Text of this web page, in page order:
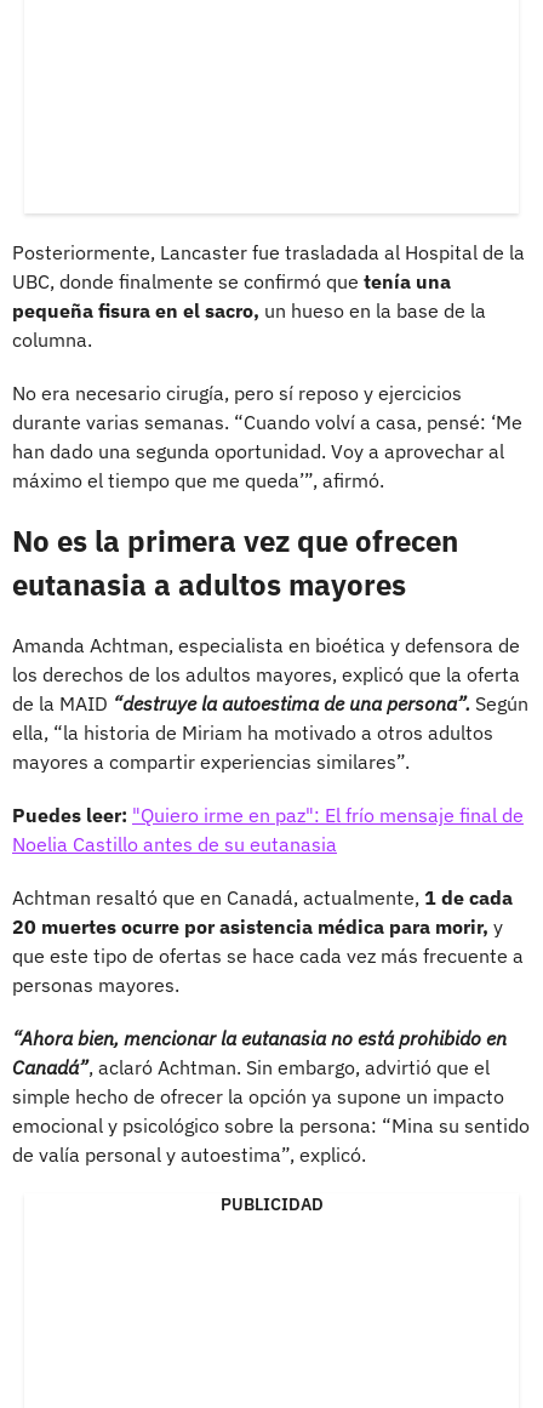
Posteriormente, Lancaster fue trasladada al Hospital de la
UBC, donde finalmente se confirmó que tenía una
pequeña fisura en el sacro, un hueso en la base de la
columna.
No era necesario cirugía, pero sí reposo y ejercicios
durante varias semanas. “Cuando volví a casa, pensé: ‘Me
han dado una segunda oportunidad. Voy a aprovechar al
máximo el tiempo que me queda’”, afirmó.
No es la primera vez que ofrecen
eutanasia a adultos mayores
Amanda Achtman, especialista en bioética y defensora de
los derechos de los adultos mayores, explicó que la oferta
de la MAID “destruye la autoestima de una persona”. Según
ella, “la historia de Miriam ha motivado a otros adultos
mayores a compartir experiencias similares”.
Puedes leer: "Quiero irme en paz": El frío mensaje final de
Noelia Castillo antes de su eutanasia
Achtman resaltó que en Canadá, actualmente, 1 de cada
20 muertes ocurre por asistencia médica para morir, y
que este tipo de ofertas se hace cada vez más frecuente a
personas mayores.
“Ahora bien, mencionar la eutanasia no está prohibido en
Canadá”, aclaró Achtman. Sin embargo, advirtió que el
simple hecho de ofrecer la opción ya supone un impacto
emocional y psicológico sobre la persona: “Mina su sentido
de valía personal y autoestima”, explicó.
PUBLICIDAD